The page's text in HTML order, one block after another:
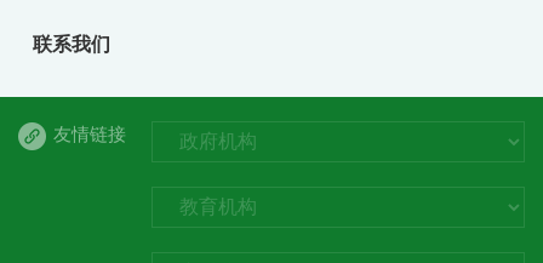
联系我们
友情链接